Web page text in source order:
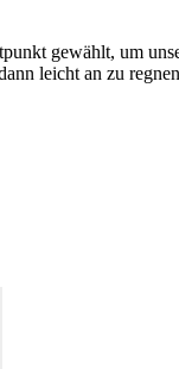
gewählt, um
leicht an zu